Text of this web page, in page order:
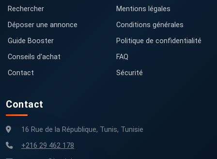
Rechercher
Déposer une annonce
Guide Booster
Conseils d'achat
Contact
Mentions légales
Conditions générales
Politique de confidentialité
FAQ
Sécurité
Contact
16 Rue de la République, Tunis, Tunisie
+216 29 462 178